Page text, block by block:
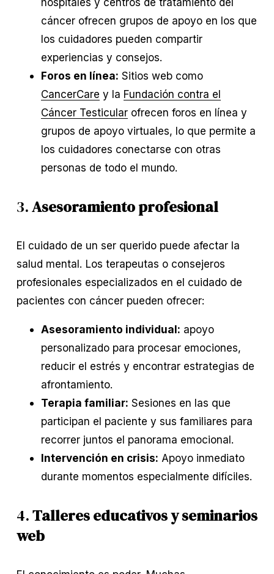
cáncer ofrecen grupos de apoyo en los que
los cuidadores pueden compartir
experiencias y consejos.
Foros en línea: Sitios web como
CancerCare y la Fundación contra el
Cáncer Testicularofrecen foros en línea y
grupos de apoyo virtuales, lo que permite a
los cuidadores conectarse con otras
personas de todo el mundo.
3.Asesoramiento profesional
El cuidado de un ser querido puede afectar la
salud mental. Los terapeutas o consejeros
profesionales especializados en el cuidado de
pacientes con cáncer pueden ofrecer:
Asesoramiento individual: apoyo
personalizado para procesar emociones,
reducir el estrés y encontrar estrategias de
afrontamiento.
Terapia familiar: Sesiones en las que
participan el paciente y sus familiares para
recorrer juntos el panorama emocional.
Intervención en crisis: Apoyo inmediato
durante momentos especialmente difíciles.
4.Talleres educativos y seminarios
web